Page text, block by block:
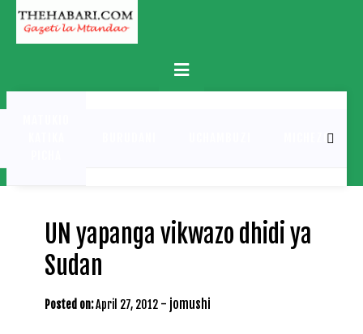
Skip
content
Primary
Menu
MICHEZO
UN yapanga vikwazo dhidi ya
Sudan
Posted on:April 27, 2012 - jomushi